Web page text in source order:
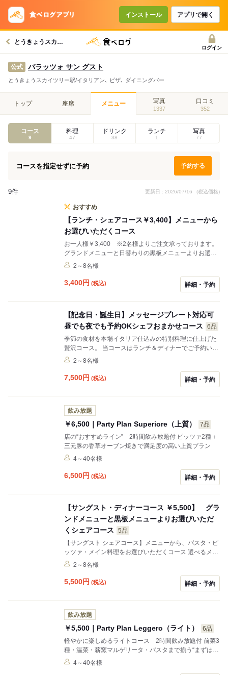
インストール アプリで開く
とうきょうスカイツリー駅グルメへ
ログイン
公式 パラッツォ サン グスト
とうきょうスカイツリー駅/イタリアン､ ピザ､ ダイニングバー
トップ 座席 メニュー 写真
1337
口コミ
352
コース
9
料理
47
ドリンク
38
ランチ
1
写真
77
コースを指定せずに予約 予約する
9件 更新日 : 2026/07/16 (税込価格)
おすすめ
【ランチ・シェアコース￥3,400】メニューから
お選びいただくコース
お一人様￥3,400 ※2名様よりご注文承っております。
グランドメニューと日替わりの黒板メニューよりお選び
頂く、プリフィクス形式のランチシェアコースです。 イ
り約50種類、イタリア現地で愛される郷土料理を中心と
した黒板メニューより約20種類、ドリンク類に関しても
2～8名様
3,400円 (税込) 詳細・予約
【記念日・誕生日】メッセージプレート対応可
昼でも夜でも予約OKシェフおまかせコース
6品
季節の食材を本場イタリア仕込みの特別料理に仕上げた
贅沢コース。 当コースはランチ＆ディナーでご予約いた
だけます。メニューは仕入ごとに変わるこだわりの内容
応え致しますので お気軽にお問い合わせください!!
2～8名様
7,500円 (税込) 詳細・予約
飲み放題
￥6,500｜Party Plan Superiore（上質）
7品
店の“おすすめライン” 2時間飲み放題付 ピッツァ2種＋
三元豚の香草オーブン焼きで満足度の高い上質プラン
4～40名様
6,500円 (税込) 詳細・予約
【サングスト・ディナーコース ￥5,500】 グラ
ンドメニューと黒板メニューよりお選びいただ
くシェアコース
5品
【サングスト シェアコース】メニューから、パスタ・ピ
ッツァ・メイン料理をお選びいただくコース 選べるメニ
ューは、イタリアの定番のお料理を中心としたグランド
た黒板メニューから当日お選びください。
2～8名様
5,500円 (税込) 詳細・予約
飲み放題
￥5,500｜Party Plan Leggero（ライト）
6品
軽やかに楽しめるライトコース 2時間飲み放題付 前菜3
種・温菜・薪窯マルゲリータ・パスタまで揃う“まずはこ
こから”の入門プラン
4～40名様
コースで使えるクーポン
戻る
クーポンを利用せず予約する